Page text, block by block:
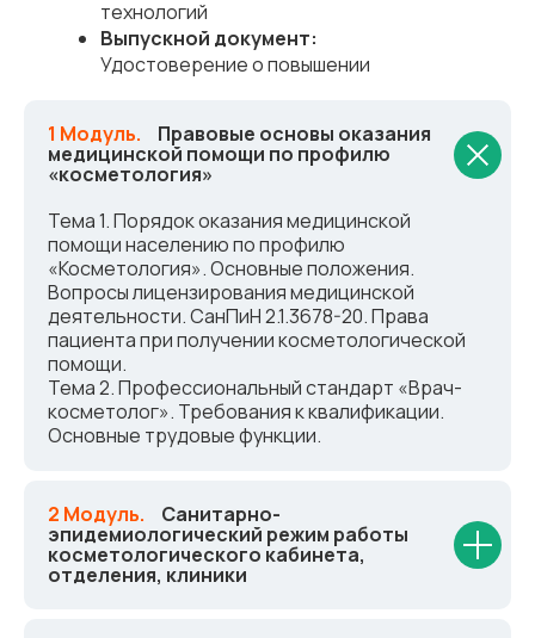
технологий
Выпускной документ:
Удостоверение о повышении
1 Модуль.
Правовые основы оказания
медицинской помощи по профилю
«косметология»
Тема 1. Порядок оказания медицинской
помощи населению по профилю
«Косметология». Основные положения.
Вопросы лицензирования медицинской
деятельности. СанПиН 2.1.3678-20. Права
пациента при получении косметологической
помощи.
Тема 2. Профессиональный стандарт «Врач-
косметолог». Требования к квалификации.
Основные трудовые функции.
2 Модуль. Санитарно-
эпидемиологический режим работы
косметологического кабинета,
отделения, клиники